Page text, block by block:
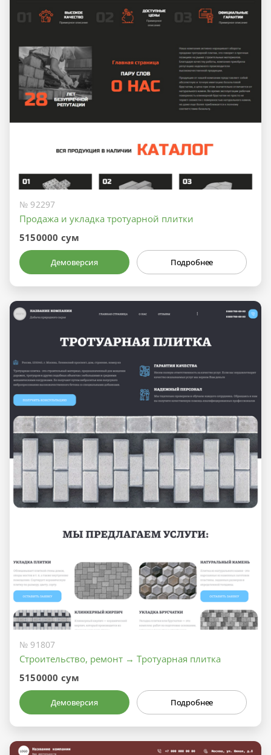
№ 92297
Продажа и укладка тротуарной плитки
5150000 сум
Демоверсия Подробнее
№ 91807
Строительство, ремонт → Тротуарная плитка
5150000 сум
Демоверсия Подробнее